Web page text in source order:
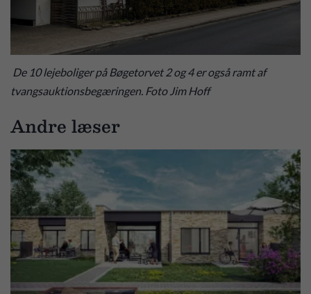
De 10 lejeboliger på Bøgetorvet 2 og 4 er også ramt af
tvangsauktionsbegæringen. Foto Jim Hoff
Andre læser